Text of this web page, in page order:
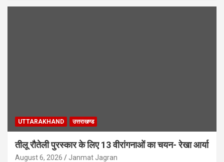
UTTARAKHAND उत्तराखण्ड
तीलू रौतेली पुरस्कार के लिए 13 वीरांगनाओं का चयन- रेखा आर्या
August 6, 2026 Janmat Jagran